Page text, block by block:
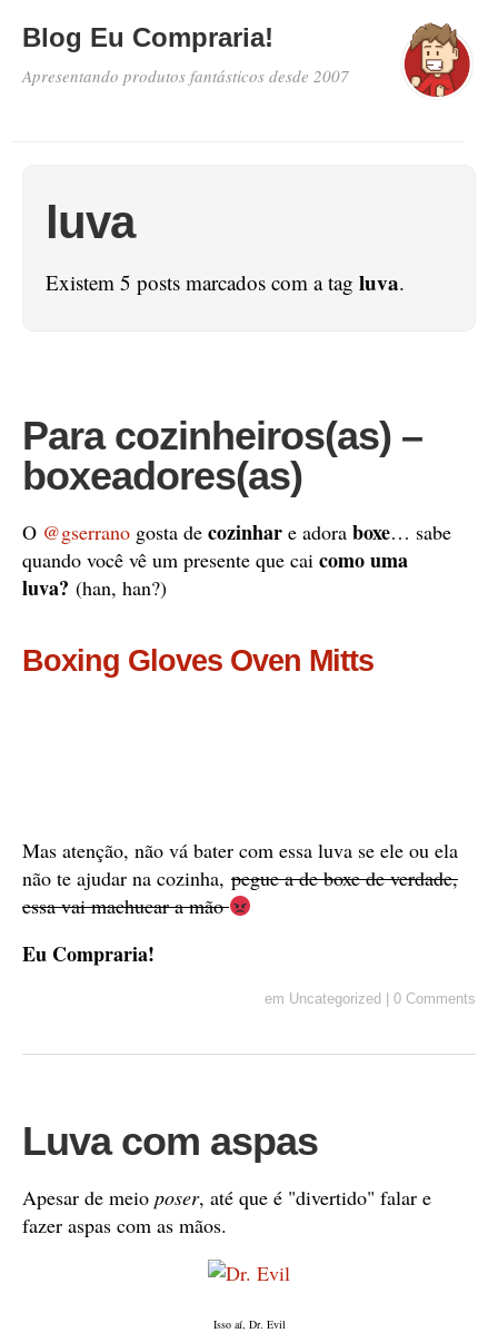
Blog Eu Compraria!
Apresentando produtos fantásticos desde 2007
luva
Existem 5 posts marcados com a tag luva.
Para cozinheiros(as) –
boxeadores(as)
O @gserrano gosta de cozinhar e adora boxe… sabe
quando você vê um presente que cai como uma
luva? (han, han?)
Boxing Gloves Oven Mitts
Mas atenção, não vá bater com essa luva se ele ou ela
não te ajudar na cozinha, pegue a de boxe de verdade,
essa vai machucar a mão
Eu Compraria!
em Uncategorized 0 Comments
Luva com aspas
Apesar de meio poser, até que é "divertido" falar e
fazer aspas com as mãos.
Isso aí, Dr. Evil